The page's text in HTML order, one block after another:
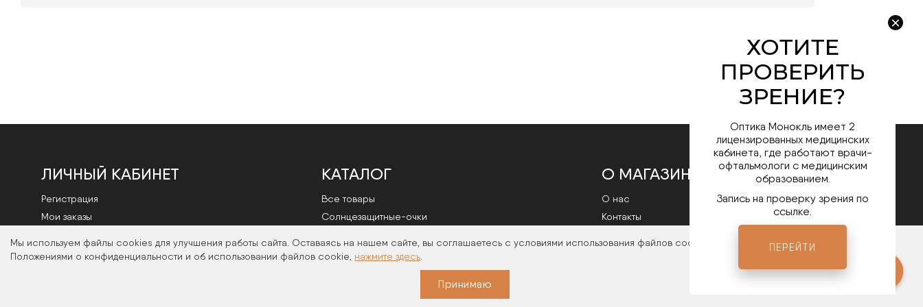
Мы используем файлы cookies для улучшения работы сайта. Оставаясь на нашем сайте, вы соглашаетесь с условиями использования файлов cookies. Чтобы ознакомиться с нашими
Положениями о конфиденциальности и об использовании файлов cookie, нажмите здесь
Принимаю
ЛИЧНЫЙ КАБИНЕТ
Регистрация
Мои заказы
КАТАЛОГ
Все товары
Cолнцезащитные-очки
О МАГАЗИНЕ
О нас
Контакты
2026 | Политика конфиденциальности|Договор публичной оферты
Оптика Монокль имеет 2
лицензированных медицинских
кабинета, где работают врачи-
офтальмологи с медицинским
образованием.
Запись на проверку зрения по
ссылке.
ПЕРЕЙТИ
Мы в соц.сетях